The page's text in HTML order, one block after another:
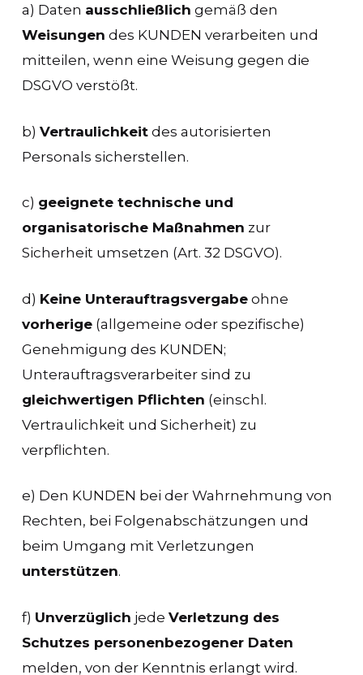
a) Daten ausschließlich gemäß den
Weisungen des KUNDEN verarbeiten und
mitteilen, wenn eine Weisung gegen die
DSGVO verstößt.
b) Vertraulichkeitdes autorisierten
Personals sicherstellen.
c) geeignete technische und
organisatorische Maßnahmen zur
Sicherheit umsetzen (Art. 32 DSGVO).
d) Keine Unterauftragsvergabeohne
vorherige(allgemeine oder spezifische)
Genehmigung des KUNDEN;
Unterauftragsverarbeiter sind zu
gleichwertigen Pflichten (einschl.
Vertraulichkeit und Sicherheit) zu
verpflichten.
e) Den KUNDEN bei der Wahrnehmung von
Rechten, bei Folgenabschätzungen und
beim Umgang mit Verletzungen
unterstützen.
f) Unverzüglich jede Verletzung des
Schutzes personenbezogener Daten
melden, von der Kenntnis erlangt wird.